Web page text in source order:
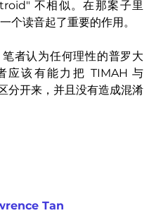
不相似。在那案子里
个读音起了重要的作用。
者认为任何理性的普罗大
应该有能力把 TIMAH 与
分开来，并且没有造成混淆
Tan